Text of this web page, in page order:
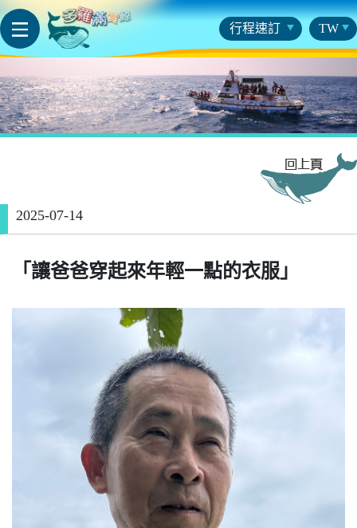
行程速訂 TW
2025-07-14
「讓爸爸穿起來年輕一點的衣服」